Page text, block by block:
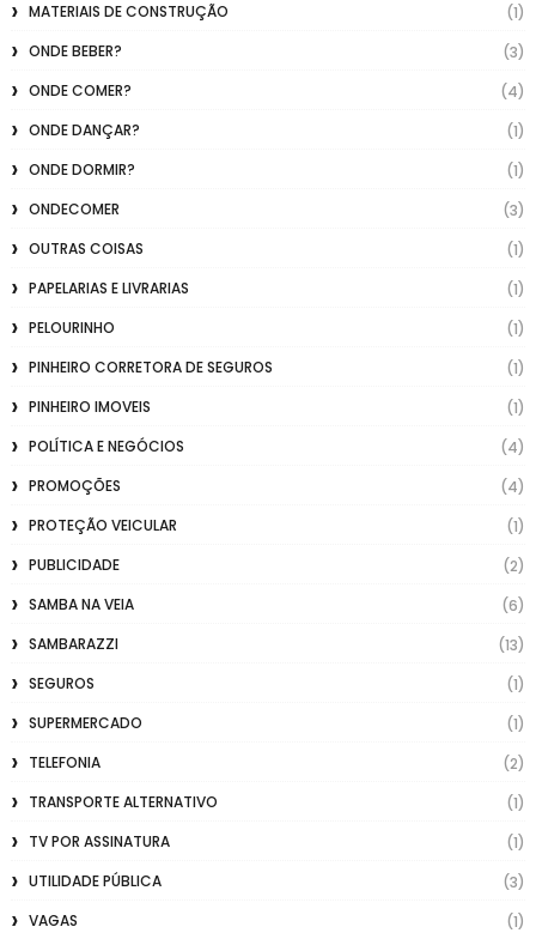
MATERIAIS DE CONSTRUÇÃO
(1)
ONDE BEBER?
(3)
ONDE COMER?
(4)
ONDE DANÇAR?
(1)
ONDE DORMIR?
(1)
ONDECOMER
(3)
OUTRAS COISAS
(1)
PAPELARIAS E LIVRARIAS
(1)
PELOURINHO
(1)
PINHEIRO CORRETORA DE SEGUROS
(1)
PINHEIRO IMOVEIS
(1)
POLÍTICA E NEGÓCIOS
(4)
PROMOÇÕES
(4)
PROTEÇÃO VEICULAR
(1)
PUBLICIDADE
(2)
SAMBA NA VEIA
(6)
SAMBARAZZI
(13)
SEGUROS
(1)
SUPERMERCADO
(1)
TELEFONIA
(2)
TRANSPORTE ALTERNATIVO
(1)
TV POR ASSINATURA
(1)
UTILIDADE PÚBLICA
(3)
VAGAS
(1)